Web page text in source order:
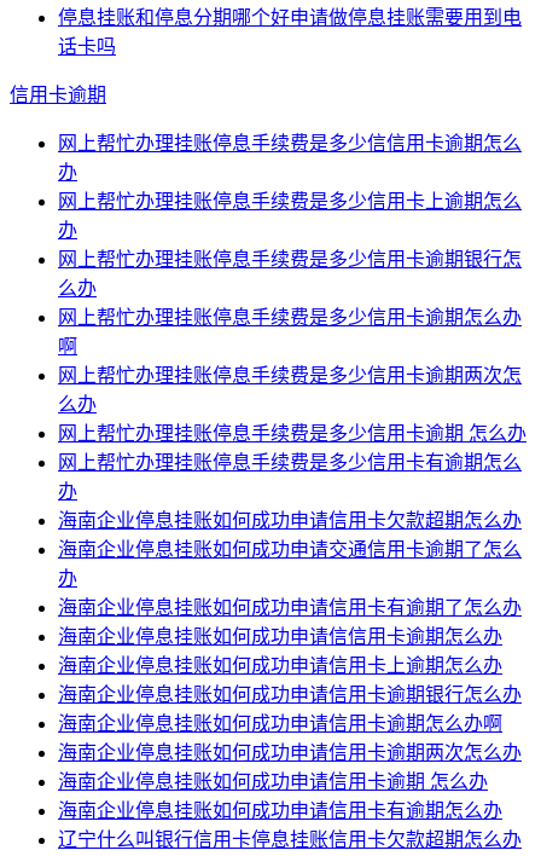
停息挂账和停息分期哪个好申请做停息挂账需要用到电
话卡吗
信用卡逾期
网上帮忙办理挂账停息手续费是多少信信用卡逾期怎么
办
网上帮忙办理挂账停息手续费是多少信用卡上逾期怎么
办
网上帮忙办理挂账停息手续费是多少信用卡逾期银行怎
么办
网上帮忙办理挂账停息手续费是多少信用卡逾期怎么办
啊
网上帮忙办理挂账停息手续费是多少信用卡逾期两次怎
么办
网上帮忙办理挂账停息手续费是多少信用卡逾期 怎么办
网上帮忙办理挂账停息手续费是多少信用卡有逾期怎么
办
海南企业停息挂账如何成功申请信用卡欠款超期怎么办
海南企业停息挂账如何成功申请交通信用卡逾期了怎么
办
海南企业停息挂账如何成功申请信用卡有逾期了怎么办
海南企业停息挂账如何成功申请信信用卡逾期怎么办
海南企业停息挂账如何成功申请信用卡上逾期怎么办
海南企业停息挂账如何成功申请信用卡逾期银行怎么办
海南企业停息挂账如何成功申请信用卡逾期怎么办啊
海南企业停息挂账如何成功申请信用卡逾期两次怎么办
海南企业停息挂账如何成功申请信用卡逾期 怎么办
海南企业停息挂账如何成功申请信用卡有逾期怎么办
辽宁什么叫银行信用卡停息挂账信用卡欠款超期怎么办